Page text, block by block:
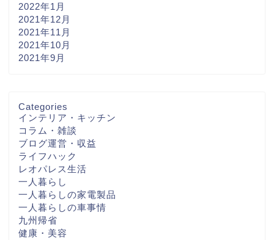
2022年1月
2021年12月
2021年11月
2021年10月
2021年9月
Categories
インテリア・キッチン
コラム・雑談
ブログ運営・収益
ライフハック
レオパレス生活
一人暮らし
一人暮らしの家電製品
一人暮らしの車事情
九州帰省
健康・美容